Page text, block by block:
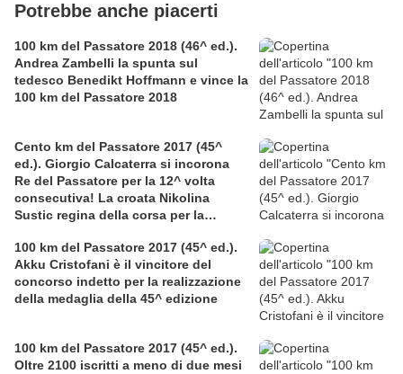
Potrebbe anche piacerti
100 km del Passatore 2018 (46^ ed.).
Andrea Zambelli la spunta sul
tedesco Benedikt Hoffmann e vince la
100 km del Passatore 2018
Cento km del Passatore 2017 (45^
ed.). Giorgio Calcaterra si incorona
Re del Passatore per la 12^ volta
consecutiva! La croata Nikolina
Sustic regina della corsa per la
100 km del Passatore 2017 (45^ ed.).
Akku Cristofani è il vincitore del
concorso indetto per la realizzazione
della medaglia della 45^ edizione
100 km del Passatore 2017 (45^ ed.).
Oltre 2100 iscritti a meno di due mesi